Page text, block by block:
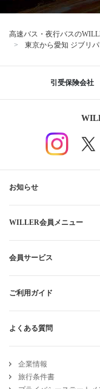
高速バス・夜行バスの
東京から愛知 ジブリ
引受保険会社
お知らせ
WILLER会員メニュー
会員サービス
ご利用ガイド
よくある質問
企業情報
旅行条件書